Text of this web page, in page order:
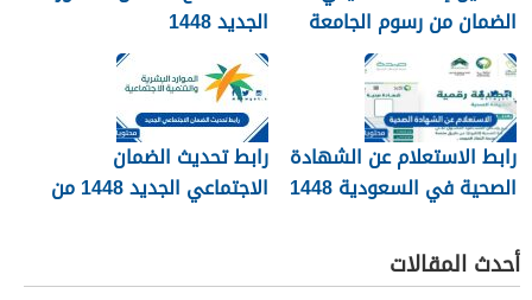
الضمان من رسوم الجامعة
1448
الجديد 1448
رابط الاستعلام عن الشهادة
الصحية في السعودية 1448
رابط تحديث الضمان
الاجتماعي الجديد 1448 من
أحدث المقالات